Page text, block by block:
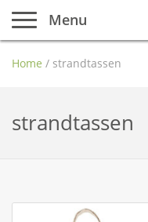
Menu
Home / strandtassen
strandtassen